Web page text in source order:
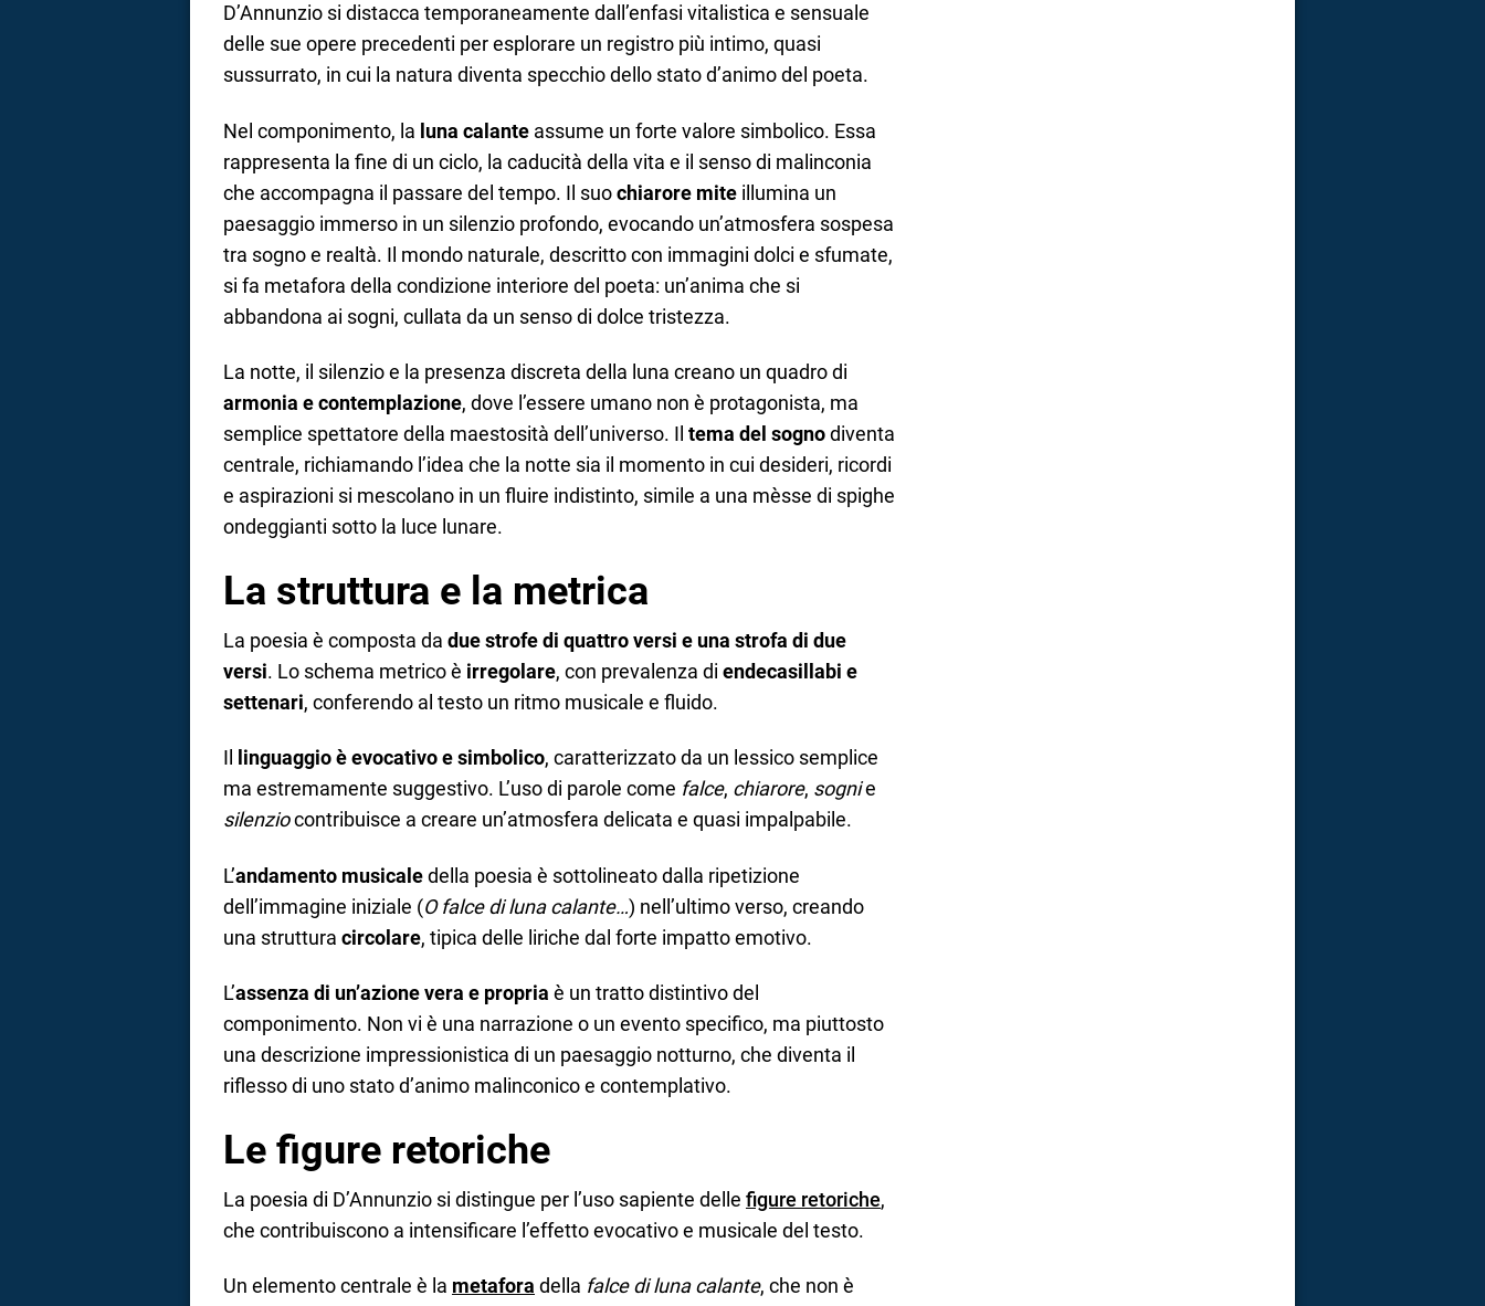
D’Annunzio si distacca temporaneamente dall’enfasi vitalistica e sensuale
delle sue opere precedenti per esplorare un registro più intimo, quasi
sussurrato, in cui la natura diventa specchio dello stato d’animo del poeta.
Nel componimento, la luna calante assume un forte valore simbolico. Essa
rappresenta la fine di un ciclo, la caducità della vita e il senso di malinconia
che accompagna il passare del tempo. Il suochiarore mite illumina un
paesaggio immerso in un silenzio profondo, evocando un’atmosfera sospesa
tra sogno e realtà. Il mondo naturale, descritto con immagini dolci e sfumate,
si fa metafora della condizione interiore del poeta: un’anima che si
abbandona ai sogni, cullata da un senso di dolce tristezza.
La notte, il silenzio e la presenza discreta della luna creano un quadro di
armonia e contemplazione, dove l’essere umano non è protagonista, ma
semplice spettatore della maestosità dell’universo. Il tema del sognodiventa
centrale, richiamando l’idea che la notte sia il momento in cui desideri, ricordi
e aspirazioni si mescolano in un fluire indistinto, simile a una mèsse di spighe
ondeggianti sotto la luce lunare.
La struttura e la metrica
La poesia è composta da due strofe di quattro versi e una strofa di due
versi. Lo schema metrico è irregolare, con prevalenza di endecasillabi e
settenari, conferendo al testo un ritmo musicale e fluido.
Il linguaggio è evocativo e simbolico, caratterizzato da un lessico semplice
ma estremamente suggestivo. L’uso di parole come falce, chiarore, sognie
silenziocontribuisce a creare un’atmosfera delicata e quasi impalpabile.
L’andamento musicaledella poesia è sottolineato dalla ripetizione
dell’immagine iniziale (O falce di luna calante…) nell’ultimo verso, creando
una struttura circolare, tipica delle liriche dal forte impatto emotivo.
L’assenza di un’azione vera e propria è un tratto distintivo del
componimento. Non vi è una narrazione o un evento specifico, ma piuttosto
una descrizione impressionistica di un paesaggio notturno, che diventa il
riflesso di uno stato d’animo malinconico e contemplativo.
Le figure retoriche
La poesia di D’Annunzio si distingue per l’uso sapiente delle figure retoriche,
che contribuiscono a intensificare l’effetto evocativo e musicale del testo.
Un elemento centrale è la metafora della falce di luna calante, che non è